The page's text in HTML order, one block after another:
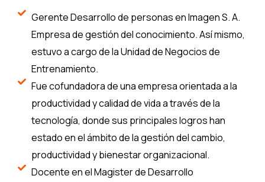
Gerente Desarrollo de personas en Imagen S. A.
Empresa de gestión del conocimiento. Así mismo,
estuvo a cargo de la Unidad de Negocios de
Entrenamiento.
Fue cofundadora de una empresa orientada a la
productividad y calidad de vida a través de la
tecnología, donde sus principales logros han
estado en el ámbito de la gestión del cambio,
productividad y bienestar organizacional.
Docente en el Magister de Desarrollo